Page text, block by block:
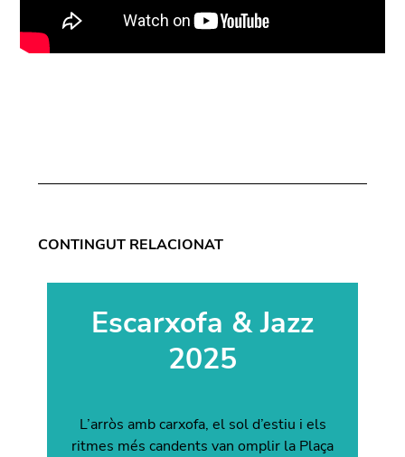
CONTINGUT RELACIONAT
Escarxofa & Jazz
2025
L’arròs amb carxofa, el sol d’estiu i els
ritmes més candents van omplir la Plaça